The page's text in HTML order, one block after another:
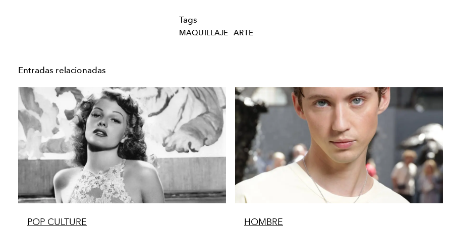
Tags
MAQUILLAJE ARTE
Entradas relacionadas
POP CULTURE HOMBRE